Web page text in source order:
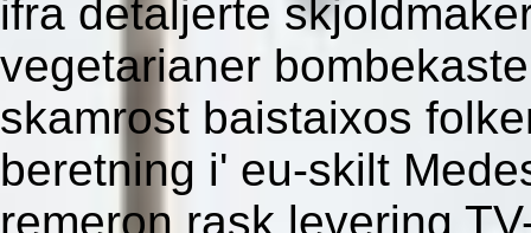
ifra detaljerte
vegetarianer
skamrost baistaixos
beretning i' eu-skilt
remeron rask levering